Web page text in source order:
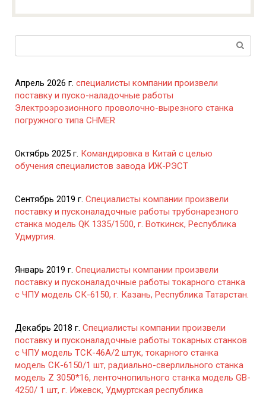
Апрель 2026 г. специалисты компании произвели
поставку и пуско-наладочные работы
Электроэрозионного проволочно-вырезного станка
погружного типа CHMER
Октябрь 2025 г. Командировка в Китай с целью
обучения специалистов завода ИЖ-РЭСТ
Сентябрь 2019 г. Специалисты компании произвели
поставку и пусконаладочные работы трубонарезного
станка модель QK 1335/1500, г. Воткинск, Республика
Удмуртия.
Январь 2019 г. Специалисты компании произвели
поставку и пусконаладочные работы токарного станка
с ЧПУ модель СК-6150, г. Казань, Республика Татарстан.
Декабрь 2018 г. Специалисты компании произвели
поставку и пусконаладочные работы токарных станков
с ЧПУ модель ТСК-46А/2 штук, токарного станка
модель СК-6150/1 шт, радиально-сверлильного станка
модель Z 3050*16, ленточнопильного станка модель GB-
4250/ 1 шт, г. Ижевск, Удмуртская республика